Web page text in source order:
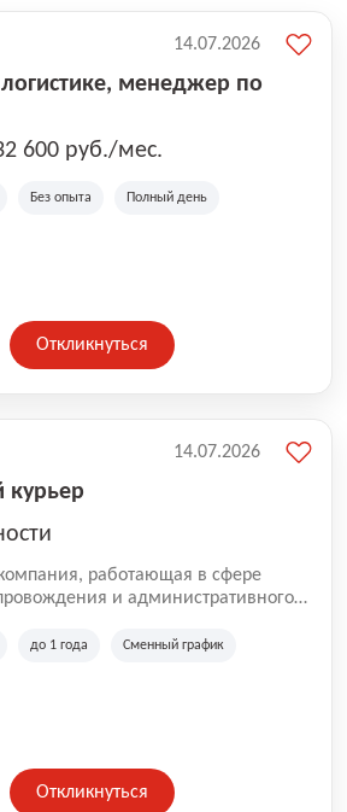
менеджер по
600 руб./мес.
Без опыта Полный день
14.07.2026
Откликнуться
курьер
работающая в сфере
и административного
в Санкт-Петербурге и
организаций.
до 1 года Сменный график
14.07.2026
Откликнуться